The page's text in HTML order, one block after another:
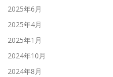
2025年6月
2025年4月
2025年1月
2024年10月
2024年8月